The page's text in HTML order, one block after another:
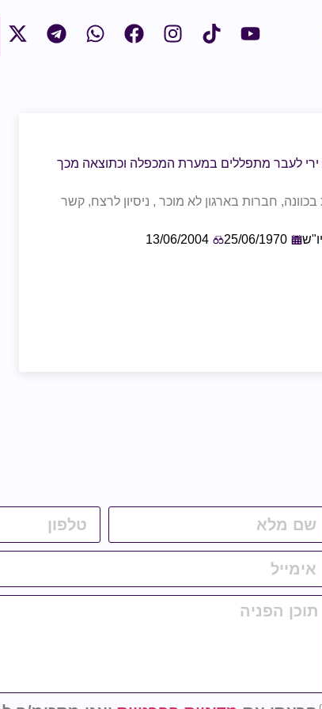
ירי לעבר מתפללים במערת המכפלה וכתוצאה מכך
חברות בארגון לא מוכר , ניסיון לרצח, קשר
יו"ש 25/06/1970
13/06/2004